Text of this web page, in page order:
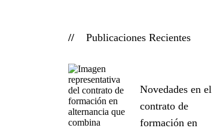
Publicaciones Recientes
Novedades en el
contrato de
formación en